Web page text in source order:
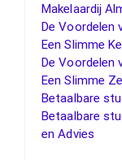
Makelaardij
De Voordelen
Een Slimme
De Voordelen
Een Slimme
Betaalbare
Betaalbare
en Advies